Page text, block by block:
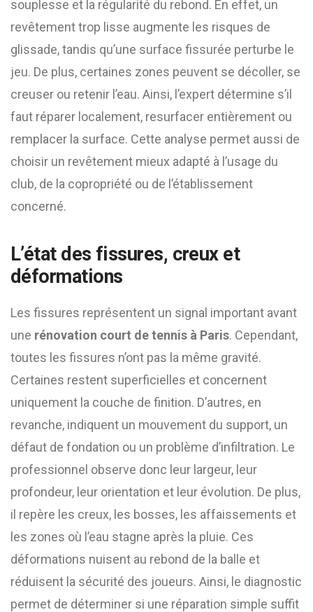
souplesse et la régularité du rebond. En effet, un
revêtement trop lisse augmente les risques de
glissade, tandis qu’une surface fissurée perturbe le
jeu. De plus, certaines zones peuvent se décoller, se
creuser ou retenir l’eau. Ainsi, l’expert détermine s’il
faut réparer localement, resurfacer entièrement ou
remplacer la surface. Cette analyse permet aussi de
choisir un revêtement mieux adapté à l’usage du
club, de la copropriété ou de l’établissement
concerné.
L’état des fissures, creux et
déformations
Les fissures représentent un signal important avant
une rénovation court de tennis à Paris. Cependant,
toutes les fissures n’ont pas la même gravité.
Certaines restent superficielles et concernent
uniquement la couche de finition. D’autres, en
revanche, indiquent un mouvement du support, un
défaut de fondation ou un problème d’infiltration. Le
professionnel observe donc leur largeur, leur
profondeur, leur orientation et leur évolution. De plus,
il repère les creux, les bosses, les affaissements et
les zones où l’eau stagne après la pluie. Ces
déformations nuisent au rebond de la balle et
réduisent la sécurité des joueurs. Ainsi, le diagnostic
permet de déterminer si une réparation simple suffit